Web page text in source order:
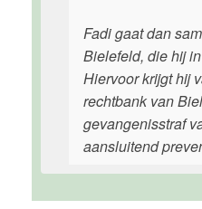
Fadi gaat dan
Bielefeld, die hij
Hiervoor krijgt hij
rechtbank van
gevangenisstraf
aansluitend